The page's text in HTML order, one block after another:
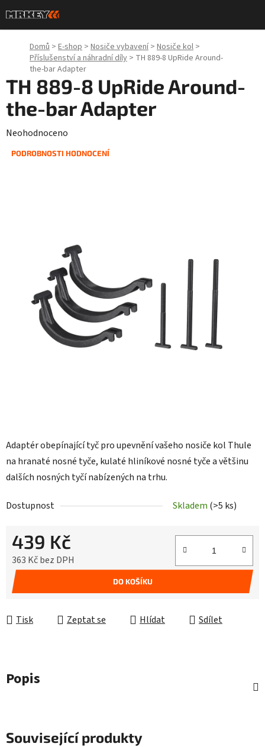
na
obsah
Domů > E-shop > Nosiče vybavení > Nosiče kol >
Příslušenství a náhradní díly > TH 889-8 UpRide Around-
the-bar Adapter
Adaptér obepínající tyč pro upevnění vašeho nosiče kol Thule
na hranaté nosné tyče, kulaté hliníkové nosné tyče a většinu
dalších nosných tyčí nabízených na trhu.
Dostupnost Skladem (>5 ks)
439 Kč
363 Kč bez DPH
Měrná cena:
DO KOŠÍKU
Tisk Zeptat se Hlídat Sdílet
TH 889-8 UpRide Around-
the-bar Adapter
Průměrné
hodnocení
Neohodnoceno
PODROBNOSTI HODNOCENÍ
Popis
Související produkty